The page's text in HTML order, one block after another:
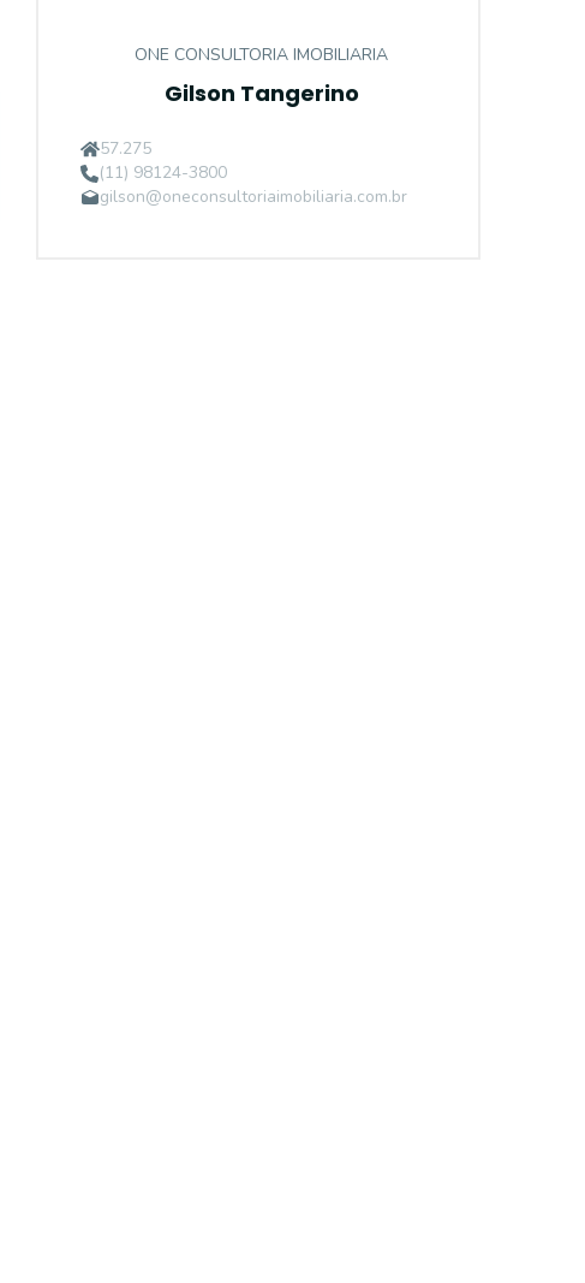
ONE CONSULTORIA IMOBILIARIA
Gilson Tangerino
57.275
(11) 98124-3800
gilson@oneconsultoriaimobiliaria.com.br